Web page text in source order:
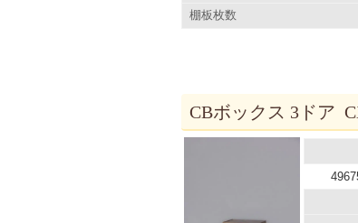
棚板枚数
CBボックス 3ドア